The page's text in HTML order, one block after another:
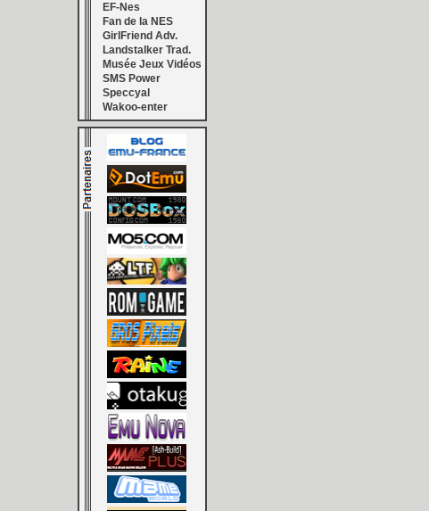
EF-Nes
Fan de la NES
GirlFriend Adv.
Landstalker Trad.
Musée Jeux Vidéos
SMS Power
Speccyal
Wakoo-enter